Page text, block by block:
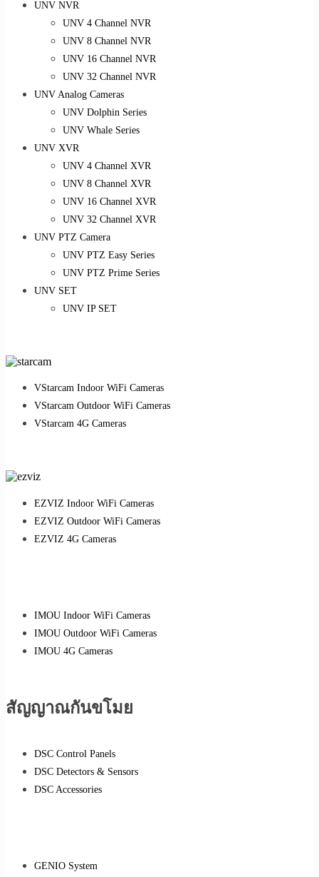
UNV NVR
UNV 4 Channel NVR
UNV 8 Channel NVR
UNV 16 Channel NVR
UNV 32 Channel NVR
UNV Analog Cameras
UNV Dolphin Series
UNV Whale Series
UNV XVR
UNV 4 Channel XVR
UNV 8 Channel XVR
UNV 16 Channel XVR
UNV 32 Channel XVR
UNV PTZ Camera
UNV PTZ Easy Series
UNV PTZ Prime Series
UNV SET
UNV IP SET
VStarcam Indoor WiFi Cameras
VStarcam Outdoor WiFi Cameras
VStarcam 4G Cameras
EZVIZ Indoor WiFi Cameras
EZVIZ Outdoor WiFi Cameras
EZVIZ 4G Cameras
IMOU Indoor WiFi Cameras
IMOU Outdoor WiFi Cameras
IMOU 4G Cameras
สัญญาณกันขโมย
DSC Control Panels
DSC Detectors & Sensors
DSC Accessories
GENIO System